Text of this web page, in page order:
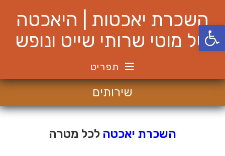
פתח סרגל נגישותהשכרת יאכטות | היאכטה
של מוטי שרותי שייט ונופש
תפריט
שירותים
השכרת יאכטה לכל מטרה